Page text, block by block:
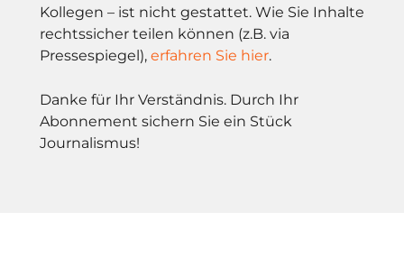
Kollegen – ist nicht gestattet. Wie Sie Inhalte
rechtssicher teilen können (z.B. via
Pressespiegel), erfahren Sie hier.
Danke für Ihr Verständnis. Durch Ihr
Abonnement sichern Sie ein Stück
Journalismus!